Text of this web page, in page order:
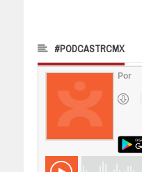
#PODCASTRCMX